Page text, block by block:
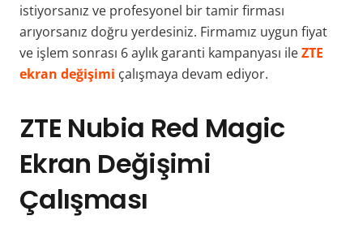
istiyorsanız ve profesyonel bir tamir firması
arıyorsanız doğru yerdesiniz. Firmamız uygun fiyat
ve işlem sonrası 6 aylık garanti kampanyası ileZTE
ekran değişimi çalışmaya devam ediyor.
ZTE Nubia Red Magic
Ekran Değişimi
Çalışması